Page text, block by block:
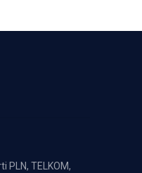
TELKOM,